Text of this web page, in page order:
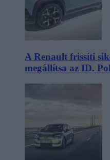
A Renault frissíti
megállítsa az ID.